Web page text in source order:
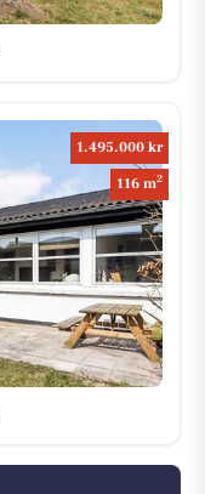
1.495.000 kr
116 m2